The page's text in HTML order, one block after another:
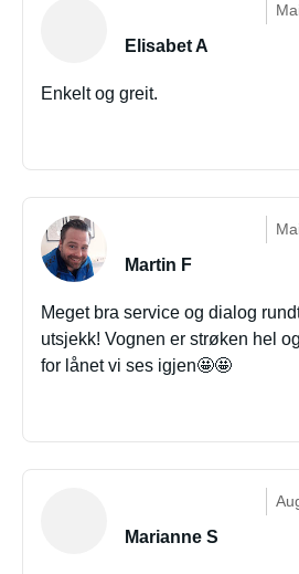
Elisabet A
Enkelt og greit.
Martin F
Meget bra service og dialog
utsjekk! Vognen er strøken hel og
for lånet vi ses igjen🤩🤩
Marianne S